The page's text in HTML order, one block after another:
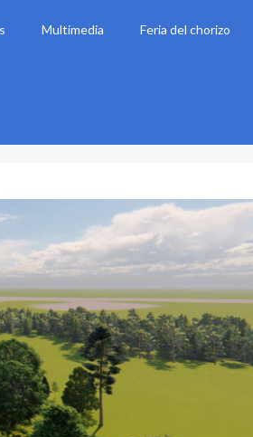
Multimedia Feria del chorizo